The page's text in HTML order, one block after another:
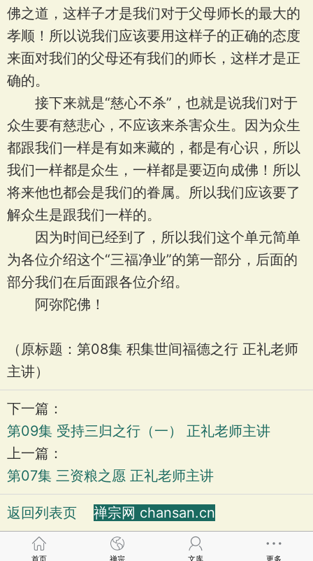
佛之道，这样子才是我们对于父母师长的最大的
孝顺！所以说我们应该要用这样子的正确的态度
来面对我们的父母还有我们的师长，这样才是正
确的。
接下来就是“慈心不杀”，也就是说我们对于
众生要有慈悲心，不应该来杀害众生。因为众生
都跟我们一样是有如来藏的，都是有心识，所以
我们一样都是众生，一样都是要迈向成佛！所以
将来他也都会是我们的眷属。所以我们应该要了
解众生是跟我们一样的。
因为时间已经到了，所以我们这个单元简单
为各位介绍这个“三福净业”的第一部分，后面的
部分我们在后面跟各位介绍。
阿弥陀佛！
（原标题：第08集 积集世间福德之行 正礼老师
主讲）
下一篇：
第09集 受持三归之行（一） 正礼老师主讲
上一篇：
第07集 三资粮之愿 正礼老师主讲
返回列表页 禅宗网 chansan.cn
首页 禅宗 文库 更多